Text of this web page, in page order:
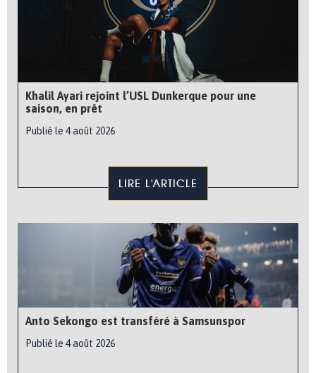
Khalil Ayari rejoint l’USL Dunkerque pour une
saison, en prêt
Publié le 4 août 2026
LIRE L'ARTICLE
Anto Sekongo est transféré à Samsunspor
Publié le 4 août 2026